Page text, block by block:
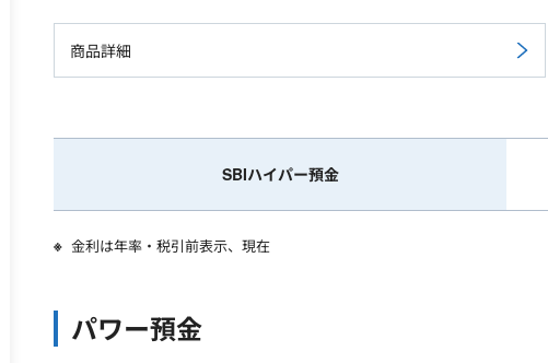
商品詳細
SBIハイパー預金
金利は年率・税引前表示、 現在
パワー預金